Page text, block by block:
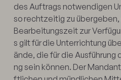
des Auftrags notwendigen
so rechtzeitig zu
Bearbeitungszeit zur
s gilt für die Unterrichtung
ände, die für die Ausführung
ng sein können. Der